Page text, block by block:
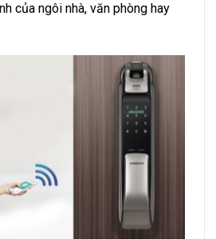
của ngôi nhà, văn phòng hay